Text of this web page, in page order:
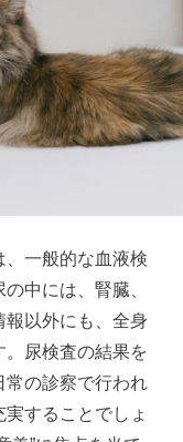
一般的な血液検
中には、腎臓、
報以外にも、全身
尿検査の結果を
常の診察で行われ
することでしょ